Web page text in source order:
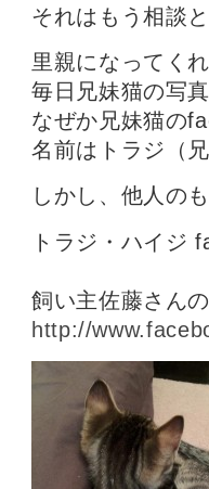
それはもう相談
里親になってく
毎日兄妹猫の写
なぜか兄妹猫の
名前はトラジ（
しかし、他人の
トラジ・ハイジ
飼い主佐藤さん
http://